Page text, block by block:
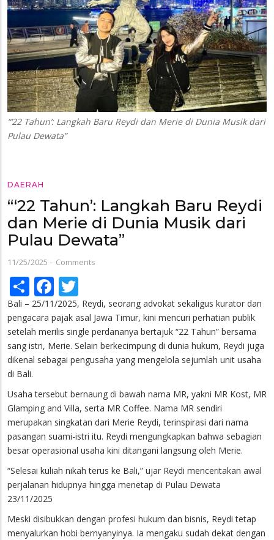
“‘22 Tahun’: Langkah Baru Reydi dan Merie di Dunia Musik dari
Pulau Dewata”
DAERAH
“‘22 Tahun’: Langkah Baru Reydi
dan Merie di Dunia Musik dari
Pulau Dewata”
11/25/2025 - Comments
ShareFacebook
Bali – 25/11/2025, Reydi, seorang advokat sekaligus kurator dan
pengacara pajak asal Jawa Timur, kini mencuri perhatian publik
setelah merilis single perdananya bertajuk “22 Tahun” bersama
sang istri, Merie. Selain berkecimpung di dunia hukum, Reydi juga
dikenal sebagai pengusaha yang mengelola sejumlah unit usaha
di Bali.
Usaha tersebut bernaung di bawah nama MR, yakni MR Kost, MR
Glamping and Villa, serta MR Coffee. Nama MR sendiri
merupakan singkatan dari Merie Reydi, terinspirasi dari nama
pasangan suami-istri itu. Reydi mengungkapkan bahwa sebagian
besar operasional usaha kini ditangani langsung oleh Merie.
“Selesai kuliah nikah terus ke Bali,” ujar Reydi menceritakan awal
perjalanan hidupnya hingga menetap di Pulau Dewata
23/11/2025
Meski disibukkan dengan profesi hukum dan bisnis, Reydi tetap
menyalurkan hobi bernyanyinya. Ia mengaku sudah dekat dengan